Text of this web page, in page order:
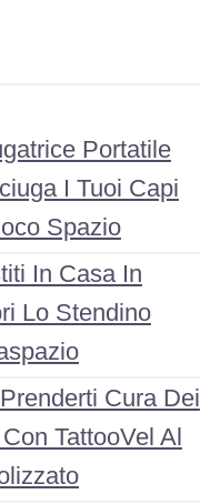
Portatile
I Tuoi Capi
Spazio
In Casa In
Lo Stendino
Cura Dei
TattooVel Al